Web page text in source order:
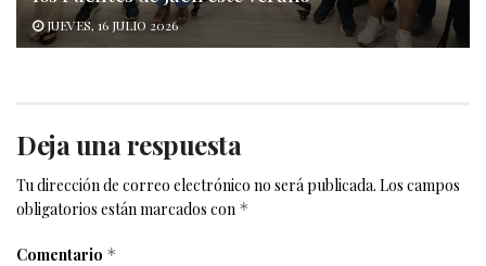
JUEVES, 16 JULIO 2026
Deja una respuesta
Tu dirección de correo electrónico no será publicada. Los campos
obligatorios están marcados con *
Comentario *